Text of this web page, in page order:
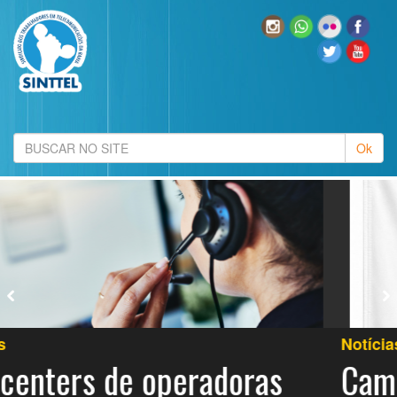
Notícias
Campanha Salarial Operadoras